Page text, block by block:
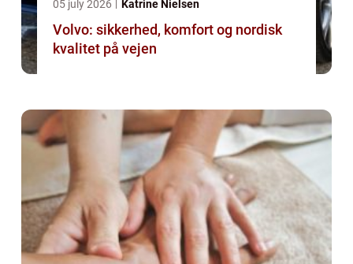
05 july 2026 Katrine Nielsen
Volvo: sikkerhed, komfort og nordisk
kvalitet på vejen